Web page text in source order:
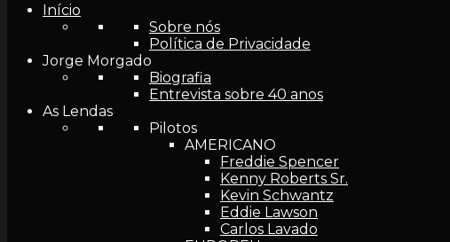
Início
Sobre nós
Política de Privacidade
Jorge Morgado
Biografia
Entrevista sobre 40 anos
As Lendas
Pilotos
AMERICANO
Freddie Spencer
Kenny Roberts Sr.
Kevin Schwantz
Eddie Lawson
Carlos Lavado